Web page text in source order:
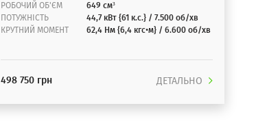
РОБОЧИЙ ОБ'ЄМ
649 см³
ПОТУЖНІСТЬ
44,7 кВт {61 к.с.} / 7.500 об/хв
КРУТНИЙ МОМЕНТ
62,4 Нм {6,4 кгс•м} / 6.600 об/хв
498 750 грн ДЕТАЛЬНО